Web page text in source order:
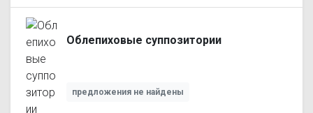
Облепиховые суппозитории
предложения не найдены